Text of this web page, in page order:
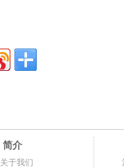
简介
关于我们